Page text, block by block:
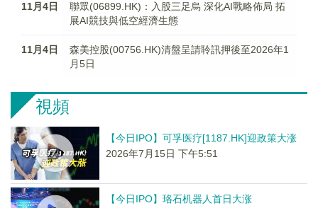
11月4日
聯眾(06899.HK)：入股三足烏 深化AI戰略佈局 拓
展AI競技與低空經濟生態
11月4日
森美控股(00756.HK)清盤呈請聆訊押後至2026年1
月5日
視頻
【今日IPO】可孚医疗[1187.HK]迎政策大涨
2026年7月15日 下午5:51
【今日IPO】珞石机器人首日大涨